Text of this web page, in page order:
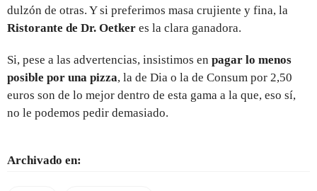
dulzón de otras. Y si preferimos masa crujiente y fina, la
Ristorante de Dr. Oetker es la clara ganadora.
Si, pese a las advertencias, insistimos en pagar lo menos
posible por una pizza, la de Dia o la de Consum por 2,50
euros son de lo mejor dentro de esta gama a la que, eso sí,
no le podemos pedir demasiado.
Archivado en: